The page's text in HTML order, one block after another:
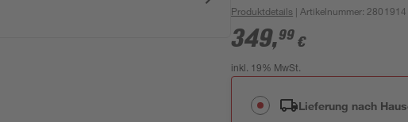
Produktdetails | Artikelnummer: 2801914
349,99 €
inkl. 19% MwSt.
Lieferung nach